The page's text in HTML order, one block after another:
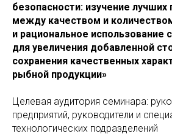
безопасности: изучение лучших
между качеством и
и рациональное использование
для увеличения добавленной
сохранения качественных
рыбной продукции»
Целевая аудитория семинара:
предприятий, руководители и
технологических подразделений